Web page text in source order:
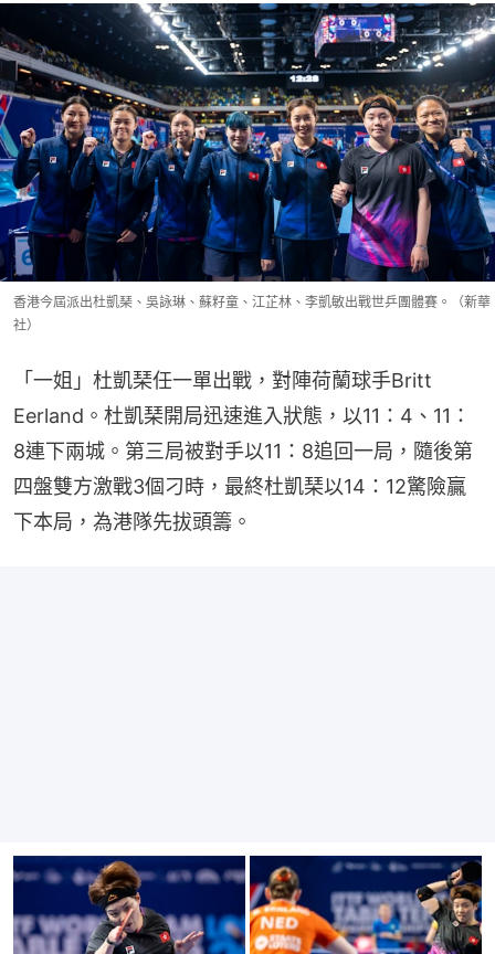
香港今屆派出杜凱琹、吳詠琳、蘇籽童、江芷林、李凱敏出戰世乒團體賽。（新華
社）
「一姐」杜凱琹任一單出戰，對陣荷蘭球手Britt
Eerland。杜凱琹開局迅速進入狀態，以11：4、11：
8連下兩城。第三局被對手以11：8追回一局，隨後第
四盤雙方激戰3個刁時，最終杜凱琹以14：12驚險贏
下本局，為港隊先拔頭籌。